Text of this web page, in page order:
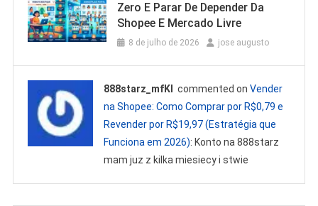
Zero E Parar De Depender Da
Shopee E Mercado Livre
8 de julho de 2026 jose augusto
888starz_mfKl commented onVender
na Shopee: Como Comprar por R$0,79 e
Revender por R$19,97 (Estratégia que
Funciona em 2026): Konto na 888starz
mam juz z kilka miesiecy i stwie